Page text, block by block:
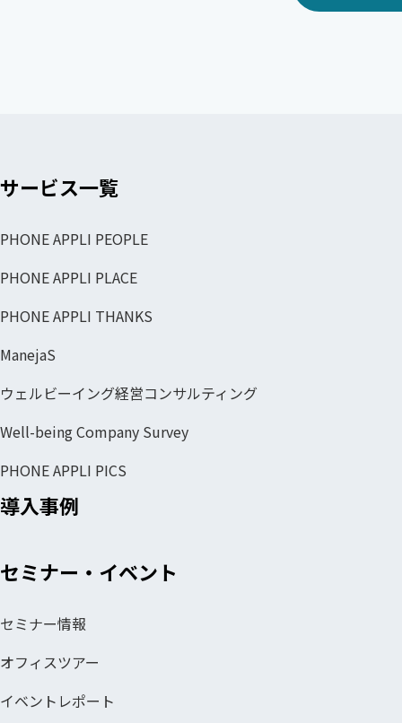
サービス一覧
PHONE APPLI PEOPLE
PHONE APPLI PLACE
PHONE APPLI THANKS
ManejaS
ウェルビーイング経営コンサルティング
Well-being Company Survey
PHONE APPLI PICS
導入事例
セミナー・イベント
セミナー情報
オフィスツアー
イベントレポート